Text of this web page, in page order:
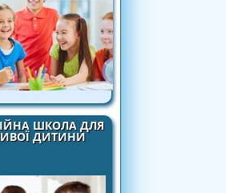
ШКОЛА ДЛЯ
ДИТИНИ